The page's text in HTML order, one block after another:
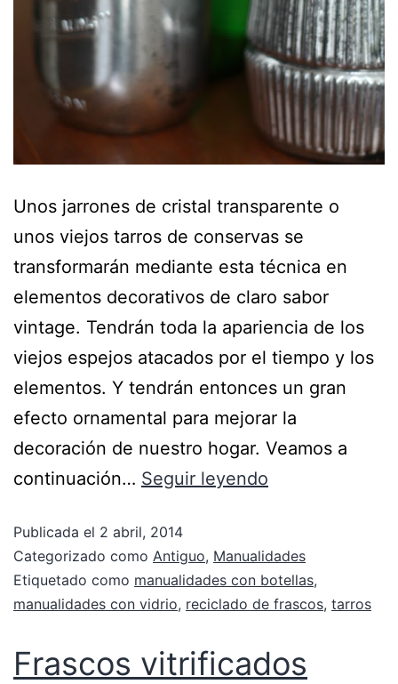
Unos jarrones de cristal transparente o
unos viejos tarros de conservas se
transformarán mediante esta técnica en
elementos decorativos de claro sabor
vintage. Tendrán toda la apariencia de los
viejos espejos atacados por el tiempo y los
elementos. Y tendrán entonces un gran
efecto ornamental para mejorar la
decoración de nuestro hogar. Veamos a
continuación… Seguir leyendo
Publicada el 2 abril, 2014
Categorizado como Antiguo, Manualidades
Etiquetado como manualidades con botellas,
manualidades con vidrio, reciclado de frascos, tarros
Frascos vitrificados